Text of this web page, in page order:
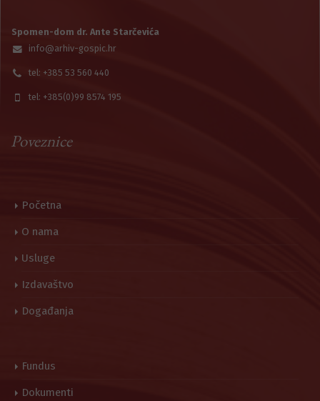
Spomen-dom dr. Ante Starčevića
info@arhiv-gospic.hr
tel: +385 53 560 440
tel: +385(0)99 8574 195
Poveznice
Početna
O nama
Usluge
Izdavaštvo
Događanja
Fundus
Dokumenti